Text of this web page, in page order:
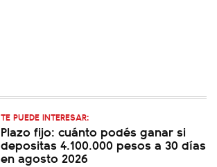
TE PUEDE INTERESAR:
Plazo fijo: cuánto podés ganar si
depositas 4.100.000 pesos a 30 días
en agosto 2026